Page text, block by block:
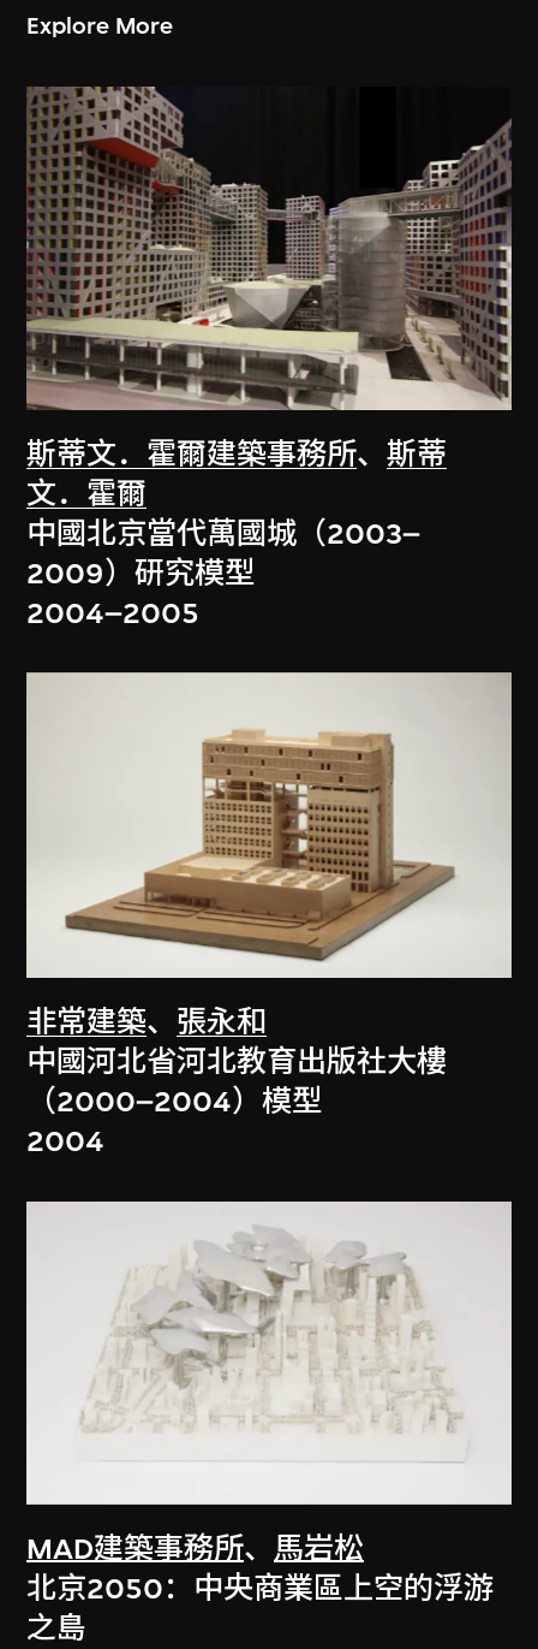
Explore More
斯蒂文．霍爾建築事務所、斯蒂
文．霍爾
中國北京當代萬國城（2003–
2009）研究模型
2004–2005
非常建築、 張永和
中國河北省河北教育出版社大樓
（2000–2004）模型
2004
MAD建築事務所、 馬岩松
北京2050：中央商業區上空的浮游
之島